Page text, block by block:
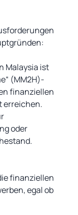
Malaysia ist
(MM2H)-
finanziellen
erreichen.
oder
finanziellen
egal ob